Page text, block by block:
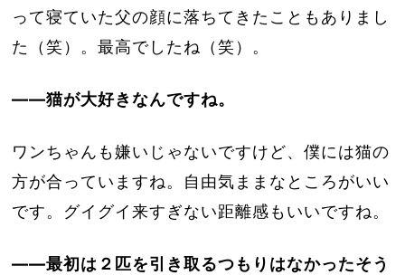
って寝ていた父の顔に落ちてきたこともありまし
た（笑）。最高でしたね（笑）。
――猫が大好きなんですね。
ワンちゃんも嫌いじゃないですけど、僕には猫の
方が合っていますね。自由気ままなところがいい
です。グイグイ来すぎない距離感もいいですね。
――最初は２匹を引き取るつもりはなかったそう